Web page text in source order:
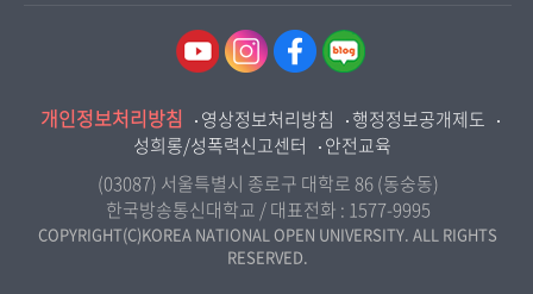
미디어영상학과
도시콘텐츠·관광학과
사회복지연계전공
사회복지학과
강원지역대학
전북지역대학
경남지역대학
제주지역대학
인권센터
교원양성지원센터
개인정보처리방침 영상정보처리방침
행정정보공개제도
성희롱/성폭력신고센터
안전교육
(03087) 서울특별시 종로구 대학로 86 (동숭동)
한국방송통신대학교 / 대표전화 : 1577-9995
COPYRIGHT(C)KOREA NATIONAL OPEN UNIVERSITY. ALL RIGHTS
RESERVED.